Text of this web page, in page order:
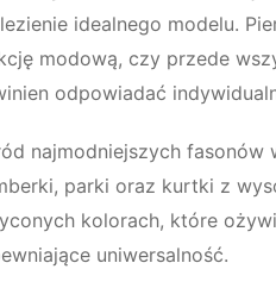
idealnego modelu.
modową, czy przede
odpowiadać
najmodniejszych
parki oraz kurtki z
kolorach, które
uniwersalność.